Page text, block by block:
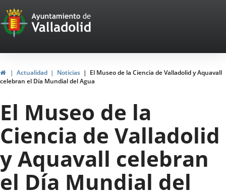
Portal
Web
del
Ayuntamiento
de
Valladolid
HomeActualidad Noticias
El Museo de la Ciencia de Valladolid y Aquavall
celebran el Día Mundial del Agua
El Museo de la
Ciencia de Valladolid
y Aquavall celebran
el Día Mundial del